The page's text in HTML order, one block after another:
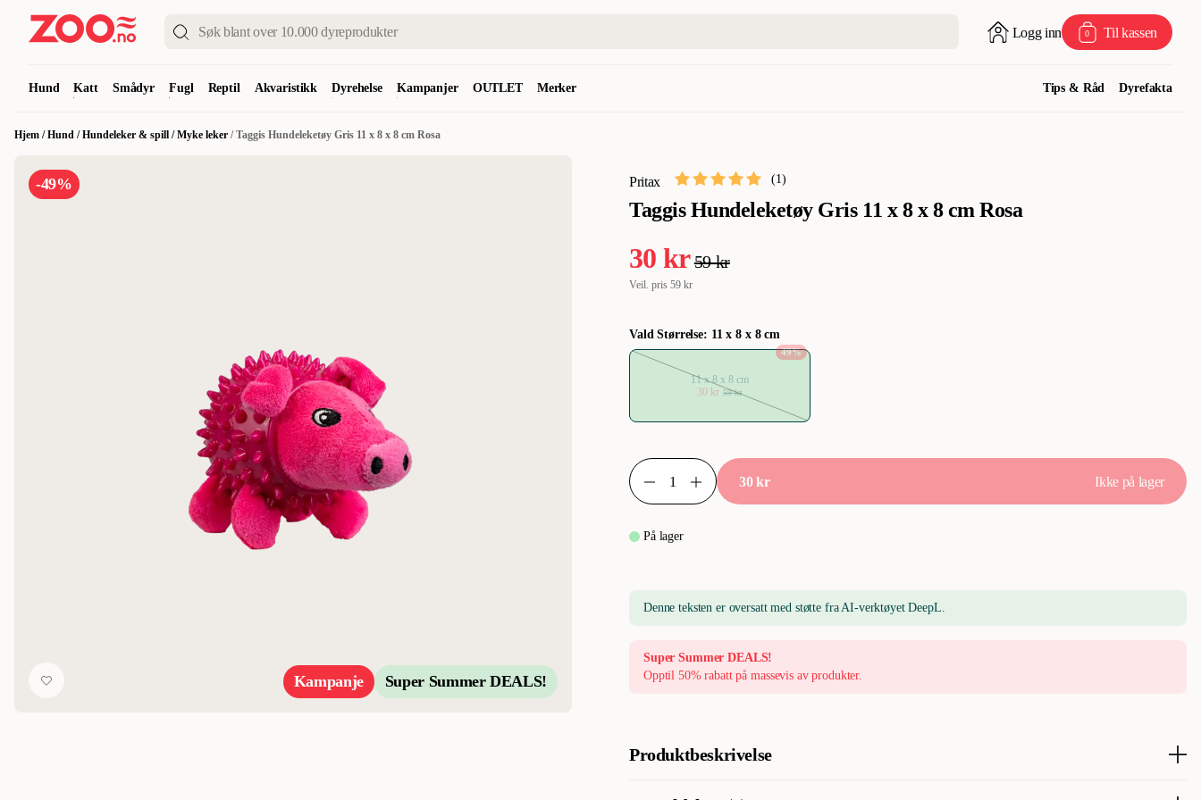
Logg inn 0 Til kassen
Hund Katt Smådyr Fugl Reptil Akvaristikk Dyrehelse Kampanjer OUTLET Merker Tips & Råd Dyrefakta
Hjem /Hund /Hundeleker & spill /Myke leker /Taggis Hundeleketøy Gris 11 x 8 x 8 cm Rosa
-49%
Kampanje Super Summer DEALS!
Pritax
Taggis Hundeleketøy Gris 11 x 8 x 8 cm Rosa
(1)
30 kr59 kr
Veil. pris 59 kr
Vald Størrelse: 11 x 8 x 8 cm
49%
11 x 8 x 8 cm
30 kr 59 kr
30 kr Ikke på lager
På lager
Denne teksten er oversatt med støtte fra AI-verktøyet DeepL.
Super Summer DEALS!
Opptil 50% rabatt på massevis av produkter.
Produktbeskrivelse